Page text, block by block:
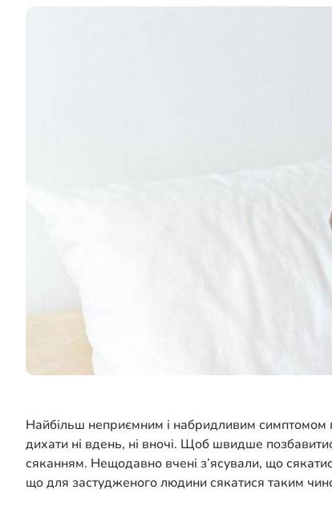
Найбільш неприємним і набридливим симптомом
дихати ні вдень, ні вночі. Щоб швидше
сяканням. Нещодавно вчені з’ясували, що
що для застудженого людини сякатися таким